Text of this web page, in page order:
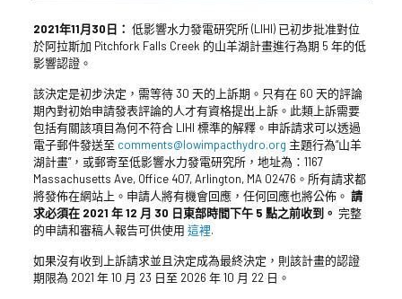
2021年11月30日： 低影響水力發電研究所 (LIHI) 已初步批准對位
於阿拉斯加 Pitchfork Falls Creek 的山羊湖計畫進行為期 5 年的低
影響認證。
該決定是初步決定，需等待 30 天的上訴期。只有在 60 天的評論
期內對初始申請發表評論的人才有資格提出上訴。此類上訴需要
包括有關該項目為何不符合 LIHI 標準的解釋。申訴請求可以透過
電子郵件發送至 comments@lowimpacthydro.org 主題行為“山羊
湖計畫”，或郵寄至低影響水力發電研究所，地址為：1167
Massachusetts Ave, Office 407, Arlington, MA 02476。所有請求都
將發佈在網站上。申請人將有機會回應，任何回應也將公佈。 請
求必須在 2021 年 12 月 30 日東部時間下午 5 點之前收到。 完整
的申請和審稿人報告可供使用 這裡.
如果沒有收到上訴請求並且決定成為最終決定，則該計畫的認證
期限為 2021 年 10 月 23 日至 2026 年 10 月 22 日。